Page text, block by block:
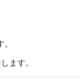
ます。